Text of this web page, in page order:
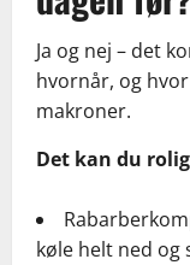
Ja og nej – det
hvornår, og
makroner.
Det kan du
køle helt ned og